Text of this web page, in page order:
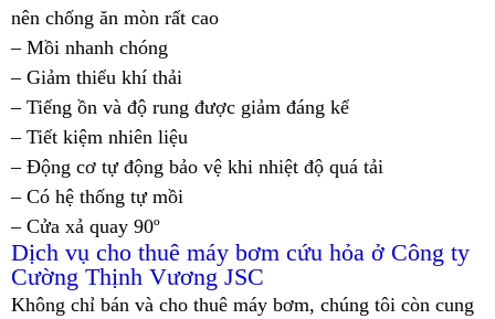
nên chống ăn mòn rất cao
– Mồi nhanh chóng
– Giảm thiểu khí thải
– Tiếng ồn và độ rung được giảm đáng kể
– Tiết kiệm nhiên liệu
– Động cơ tự động bảo vệ khi nhiệt độ quá tải
– Có hệ thống tự mồi
– Cửa xả quay 90º
Dịch vụ cho thuê máy bơm cứu hỏa ở Công ty
Cường Thịnh Vương JSC
Không chỉ bán và cho thuê máy bơm, chúng tôi còn cung